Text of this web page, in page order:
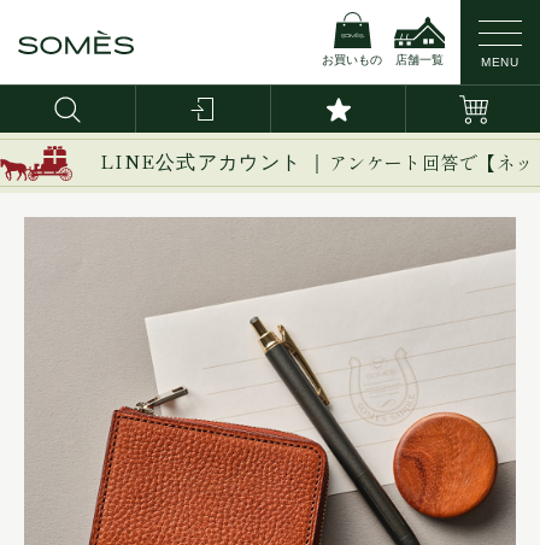
お買いもの 店舗一覧 MENU
LINE公式アカウント ｜ アンケート回答で【ネ